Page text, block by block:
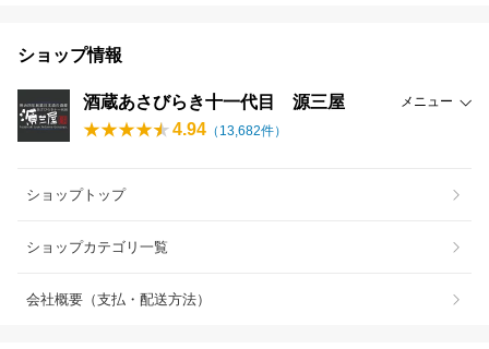
ショップ情報
酒蔵あさびらき十一代目 源三屋 メニュー
4.94 （ 13,682件）
ショップトップ
ショップカテゴリ一覧
会社概要（支払・配送方法）